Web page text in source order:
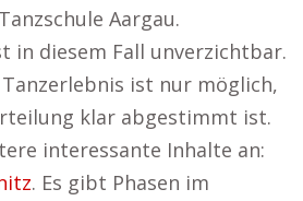
Aargau.
in diesem Fall unverzichtbar.
ist nur möglich,
klar abgestimmt ist.
interessante Inhalte an:
. Es gibt Phasen im